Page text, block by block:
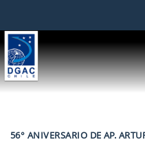
56° ANIVERSARIO DE AP.